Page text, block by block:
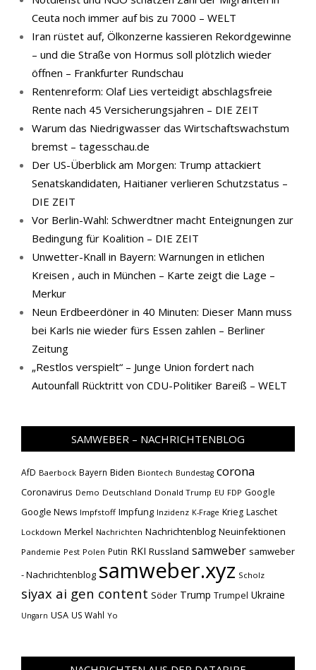
Ceuta noch immer auf bis zu 7000 – WELT
Iran rüstet auf, Ölkonzerne kassieren Rekordgewinne
– und die Straße von Hormus soll plötzlich wieder
öffnen – Frankfurter Rundschau
Rentenreform: Olaf Lies verteidigt abschlagsfreie
Rente nach 45 Versicherungsjahren – DIE ZEIT
Warum das Niedrigwasser das Wirtschaftswachstum
bremst – tagesschau.de
Der US-Überblick am Morgen: Trump attackiert
Senatskandidaten, Haitianer verlieren Schutzstatus –
DIE ZEIT
Vor Berlin-Wahl: Schwerdtner macht Enteignungen zur
Bedingung für Koalition – DIE ZEIT
Unwetter-Knall in Bayern: Warnungen in etlichen
Kreisen , auch in München – Karte zeigt die Lage –
Merkur
Neun Erdbeerdöner in 40 Minuten: Dieser Mann muss
bei Karls nie wieder fürs Essen zahlen – Berliner
Zeitung
„Restlos verspielt“ – Junge Union fordert nach
Autounfall Rücktritt von CDU-Politiker Bareiß – WELT
SAMWEBER – NACHRICHTENBLOG
AfD Baerbock Bayern Biden Biontech Bundestag corona
Coronavirus Demo Deutschland Donald Trump EU FDP Google
Google News Impfstoff Impfung Inzidenz K-Frage Krieg Laschet
Lockdown Merkel Nachrichten Nachrichtenblog Neuinfektionen
Pandemie Pest Polen Putin RKI Russland samweber samweber
- Nachrichtenblog samweber.xyz Scholz
siyax ai gen content Söder Trump Trumpel Ukraine
Ungarn USA US Wahl Yo